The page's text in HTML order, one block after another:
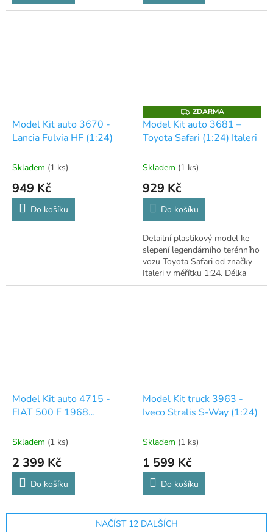
Model Kit auto 3670 -
Lancia Fulvia HF (1:24)
Skladem (1 ks)
949 Kč
Do košíku
Z
D
A
R
ZDARMA
Model Kit auto 3681 –
Toyota Safari (1:24) Italeri
Skladem (1 ks)
929 Kč
Do košíku
Detailní plastikový model ke
slepení legendárního terénního
vozu Toyota Safari od značky
Italeri v měřítku 1:24. Délka
16,5 cm.
Model Kit auto 4715 -
FIAT 500 F 1968
Skladem (1 ks)
2 399 Kč
Do košíku
Model Kit truck 3963 -
Iveco Stralis S-Way (1:24)
Skladem (1 ks)
1 599 Kč
Do košíku
NAČÍST 12 DALŠÍCH